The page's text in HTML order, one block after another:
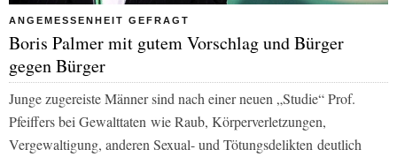
ANGEMESSENHEIT GEFRAGT
Boris Palmer mit gutem Vorschlag und Bürger
gegen Bürger
Junge zugereiste Männer sind nach einer neuen „Studie“ Prof.
Pfeiffers bei Gewalttaten wie Raub, Körperverletzungen,
Vergewaltigung, anderen Sexual- und Tötungsdelikten deutlich